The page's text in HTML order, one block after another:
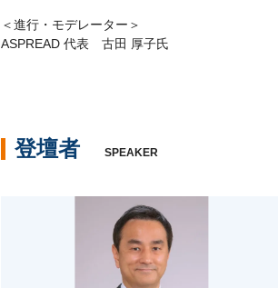
＜進行・モデレーター＞
ASPREAD 代表 古田 厚子氏
登壇者 SPEAKER